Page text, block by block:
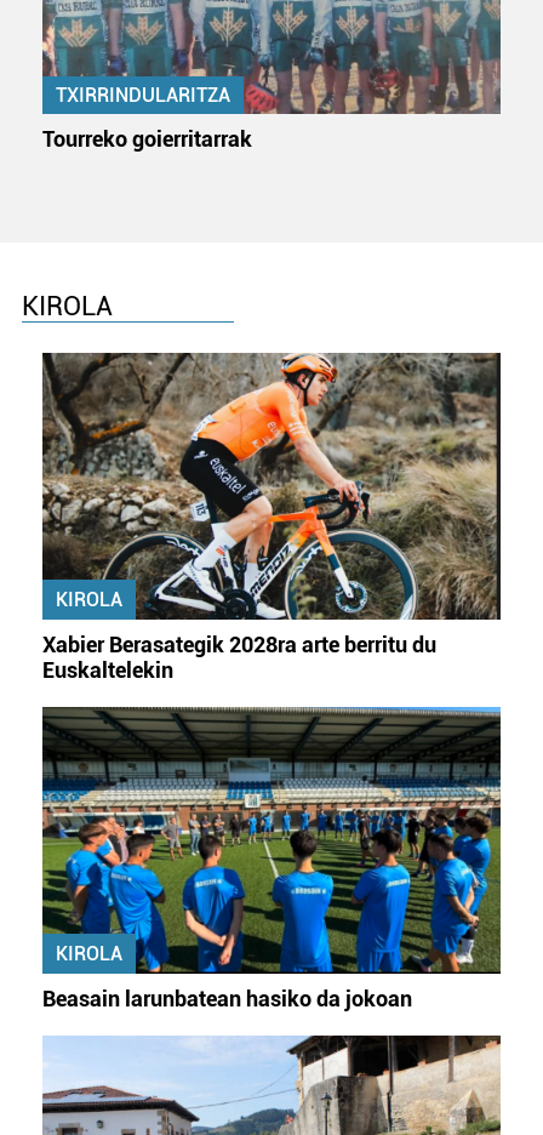
neurtzeko, jendeari buruzko informazioa biltzeko eta
produktuak garatzeko. Zure datuak nork eta zertarako
erabiltzen dituen hauta dezakezu.
interes komertzial legitimoetan babesten dira. Ikusi gure
Lortu zure datu pertsonalak prozesatzeko moduari
buruzko informazio gehiago eta ezarri zure lehentasunak
datuen atalean. Edozein unetan alda edo ken dezakezu
zure baimena Cookieen adierazpenean.
Webgune honek cookie propioak eta hirugarrenen cookie-
fitxategiak erabiltzen ditu. Zure esperientzia eta
zerbitzuak hobetzeko asmoz, cookie teknologiaz
baliatzen gara. Ohar hau onartuz gero, teknologia hori
erabiltzeko baimen esplizitua ematen diguzu.Gehiago
irakurri
TXIRRINDULARITZA
Tourreko goierritarrak
KIROLA
KIROLA
Xabier Berasategik 2028ra arte berritu du
Euskaltelekin
KIROLA
Beasain larunbatean hasiko da jokoan